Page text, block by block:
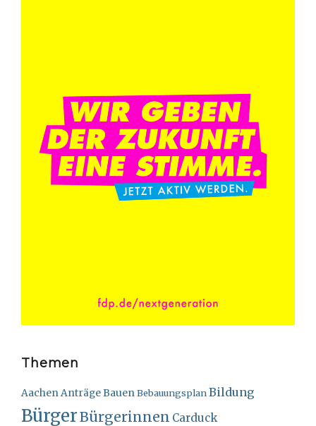
Themen
AachenAnträgeBauenBebauungsplanBildung
BürgerBürgerinnen Carduck